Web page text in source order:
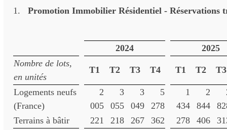
1. Promotion Immobilier Résidentiel - Réservations
2024
2025
Nombre de lots,
en unités
T1 T2 T3 T4 T1 T2 T3
Logements neufs
(France)
2
005
3
055
3
049
5
278
1
434
2
844
Terrains à bâtir
221 218 267 362 278 406